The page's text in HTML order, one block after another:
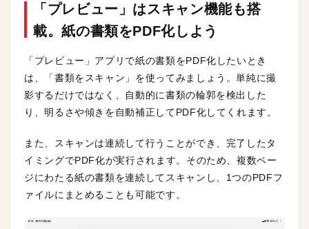
「プレビュー」はスキャン機能も搭
載。紙の書類をPDF化しよう
「プレビュー」アプリで紙の書類をPDF化したいとき
は、「書類をスキャン」を使ってみましょう。単純に撮
影するだけではなく、自動的に書類の輪郭を検出した
り、明るさや傾きを自動補正してPDF化してくれます。
また、スキャンは連続して行うことができ、完了したタ
イミングでPDF化が実行されます。そのため、複数ペー
ジにわたる紙の書類を連続してスキャンし、1つのPDFフ
ァイルにまとめることも可能です。